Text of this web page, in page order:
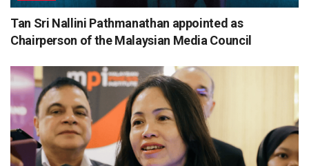
Tan Sri Nallini Pathmanathan appointed as
Chairperson of the Malaysian Media Council